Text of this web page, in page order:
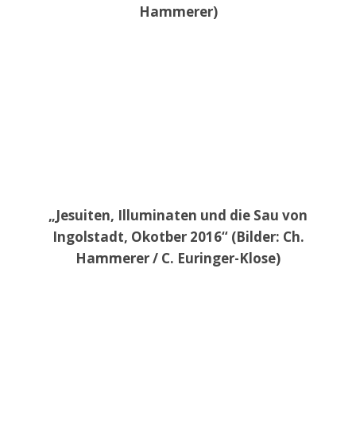
Hammerer)
„Jesuiten, Illuminaten und die Sau von
Ingolstadt, Okotber 2016“ (Bilder: Ch.
Hammerer / C. Euringer-Klose)